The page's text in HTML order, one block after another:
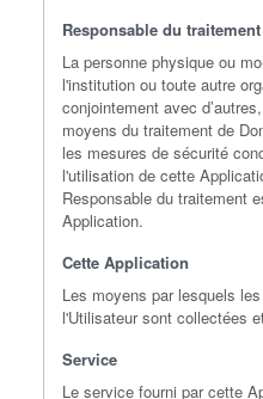
Responsable du
La personne physique ou
l'institution ou toute autre
conjointement avec
moyens du traitement de
les mesures de sécurité
l'utilisation de cette
Responsable du traitement
Application.
Cette Application
Les moyens par lesquels
l'Utilisateur sont collectées
Service
Le service fourni par cette